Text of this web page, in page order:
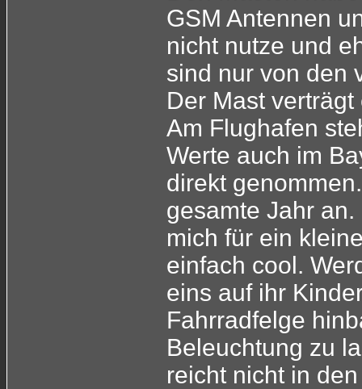
GSM Antennen
nicht nutze und
sind nur von den
Der Mast
Am Flughafen
Werte auch im
direkt
gesamte Jahr
mich für ein
einfach cool.
eins auf ihr
Fahrradfelge
Beleuchtung zu
reicht nicht in